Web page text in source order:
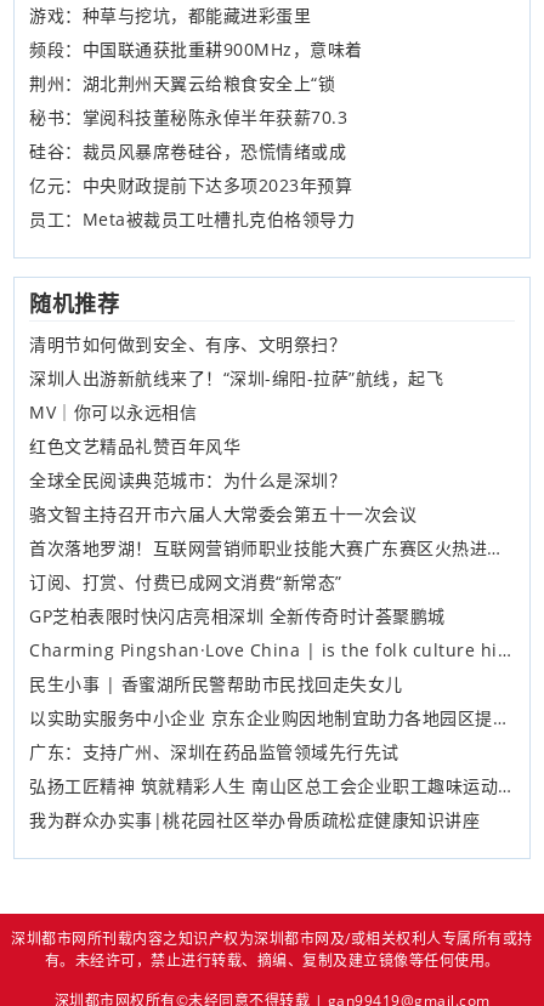
游戏：种草与挖坑，都能藏进彩蛋里
频段：中国联通获批重耕900MHz，意味着
荆州：湖北荆州天翼云给粮食安全上“锁
秘书：掌阅科技董秘陈永倬半年获薪70.3
硅谷：裁员风暴席卷硅谷，恐慌情绪或成
亿元：中央财政提前下达多项2023年预算
员工：Meta被裁员工吐槽扎克伯格领导力
随机推荐
清明节如何做到安全、有序、文明祭扫？
深圳人出游新航线来了！“深圳-绵阳-拉萨”航线，起飞
MV｜你可以永远相信
红色文艺精品礼赞百年风华
全球全民阅读典范城市：为什么是深圳？
骆文智主持召开市六届人大常委会第五十一次会议
首次落地罗湖！互联网营销师职业技能大赛广东赛区火热进行中
订阅、打赏、付费已成网文消费“新常态”
GP芝柏表限时快闪店亮相深圳 全新传奇时计荟聚鹏城
Charming Pingshan·Love China | is the folk culture hidden in creative crafts
民生小事 | 香蜜湖所民警帮助市民找回走失女儿
以实助实服务中小企业 京东企业购因地制宜助力各地园区提升“软实力”
广东：支持广州、深圳在药品监管领域先行先试
弘扬工匠精神 筑就精彩人生 南山区总工会企业职工趣味运动会在桃源街道圆满举行
我为群众办实事​|桃花园社区举办骨质疏松症健康知识讲座
深圳都市网所刊载内容之知识产权为深圳都市网及/或相关权利人专属所有或持
有。未经许可，禁止进行转载、摘编、复制及建立镜像等任何使用。
深圳都市网权所有©未经同意不得转载 | gan99419@gmail.com